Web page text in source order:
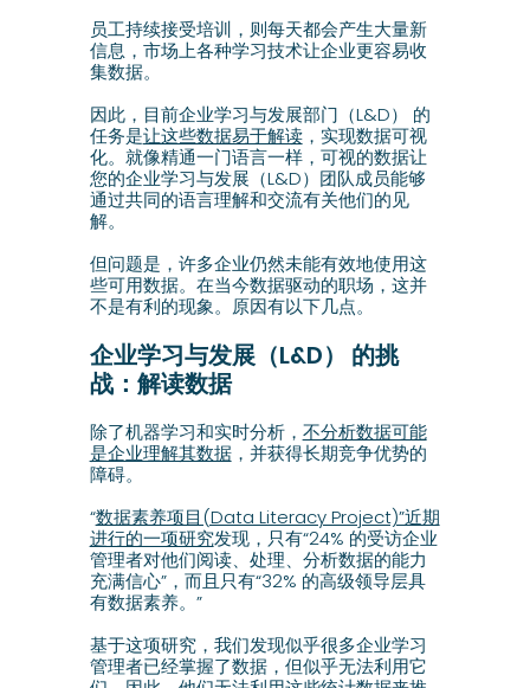
员工持续接受培训，则每天都会产生大量新
信息，市场上各种学习技术让企业更容易收
集数据。
因此，目前企业学习与发展部门（L&D） 的
任务是让这些数据易于解读，实现数据可视
化。就像精通一门语言一样，可视的数据让
您的企业学习与发展（L&D）团队成员能够
通过共同的语言理解和交流有关他们的见
解。
但问题是，许多企业仍然未能有效地使用这
些可用数据。在当今数据驱动的职场，这并
不是有利的现象。原因有以下几点。
企业学习与发展（L&D） 的挑
战：解读数据
除了机器学习和实时分析， 不分析数据可能
是企业理解其数据，并获得长期竞争优势的
障碍。
“数据素养项目(Data Literacy Project)”近期
进行的一项研究发现，只有“24% 的受访企业
管理者对他们阅读、处理、分析数据的能力
充满信心”，而且只有“32% 的高级领导层具
有数据素养。”
基于这项研究，我们发现似乎很多企业学习
管理者已经掌握了数据，但似乎无法利用它